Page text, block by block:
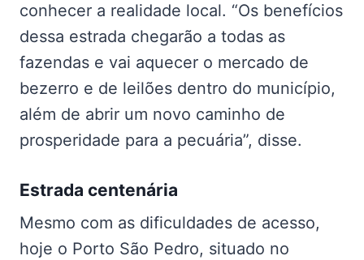
conhecer a realidade local. “Os benefícios
dessa estrada chegarão a todas as
fazendas e vai aquecer o mercado de
bezerro e de leilões dentro do município,
além de abrir um novo caminho de
prosperidade para a pecuária”, disse.
Estrada centenária
Mesmo com as dificuldades de acesso,
hoje o Porto São Pedro, situado no